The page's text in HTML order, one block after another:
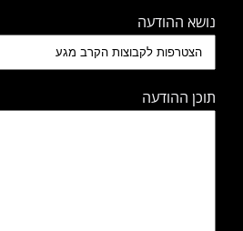
נושא ההודעה
תוכן ההודעה